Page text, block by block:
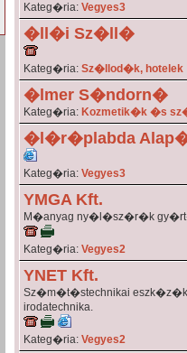
Kateg�ria: Vegyes3
�ll�i Sz�ll�
Kateg�ria: Sz�llod�k, hotelek
�lmer S�ndorn�
Kateg�ria: Kozmetik�k �s
�l�r�plabda
Kateg�ria: Vegyes3
YMGA Kft.
M�anyag ny�l�sz�r�k
Kateg�ria: Vegyes2
YNET Kft.
Sz�m�t�stechnikai
irodatechnika.
Kateg�ria: Vegyes2